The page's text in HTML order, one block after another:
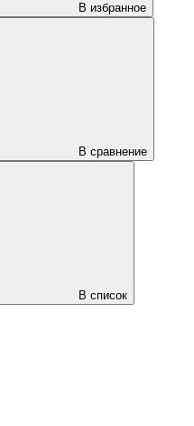
В избранное
В сравнение
В список